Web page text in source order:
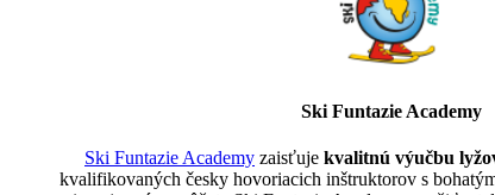
Ski Funtazie Academy
Ski Funtazie Academy zaisťuje kvalitnú výučbu
kvalifikovaných česky hovoriacich inštruktorov s